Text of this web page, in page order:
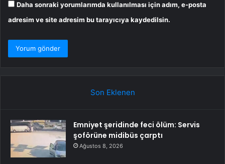
Daha sonraki yorumlarımda kullanılması için adım, e-posta
adresim ve site adresim bu tarayıcıya kaydedilsin.
Son Eklenen
Emniyet şeridinde feci ölüm: Servis
şoförüne midibüs çarptı
Ağustos 8, 2026